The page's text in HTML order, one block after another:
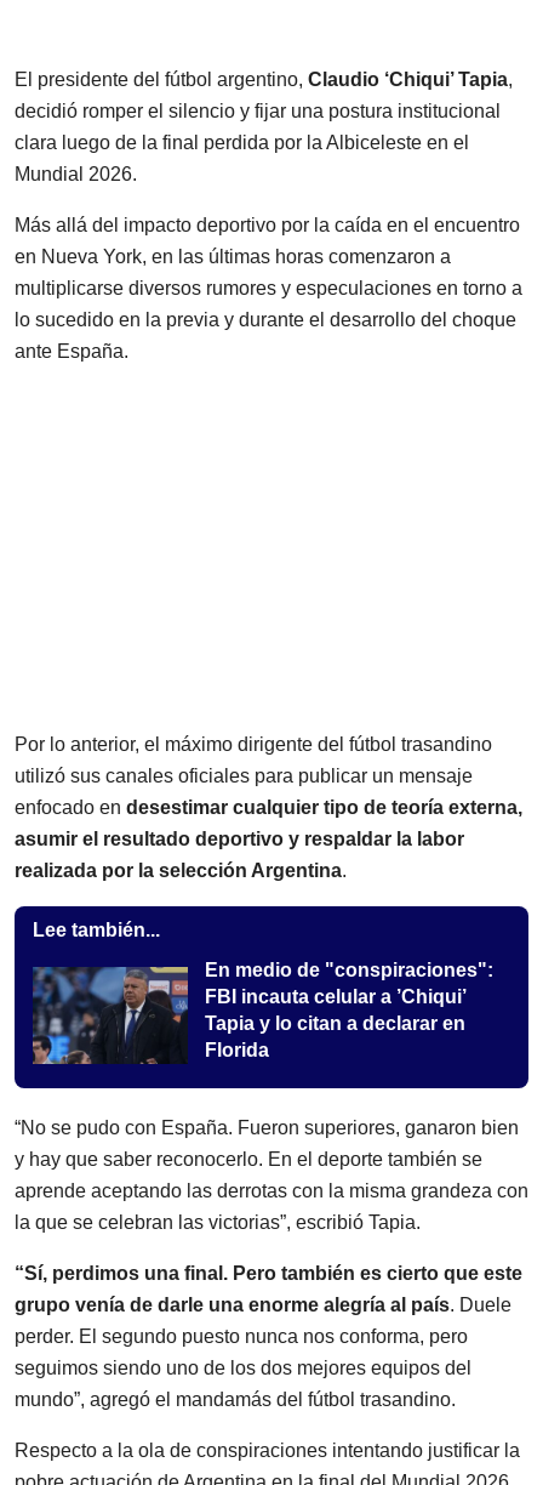
El presidente del fútbol argentino, Claudio ‘Chiqui’ Tapia,
decidió romper el silencio y fijar una postura institucional
clara luego de la final perdida por la Albiceleste en el
Mundial 2026.
Más allá del impacto deportivo por la caída en el encuentro
en Nueva York, en las últimas horas comenzaron a
multiplicarse diversos rumores y especulaciones en torno a
lo sucedido en la previa y durante el desarrollo del choque
ante España.
Por lo anterior, el máximo dirigente del fútbol trasandino
utilizó sus canales oficiales para publicar un mensaje
enfocado en desestimar cualquier tipo de teoría externa,
asumir el resultado deportivo y respaldar la labor
realizada por la selección Argentina.
Lee también...
En medio de "conspiraciones":
FBI incauta celular a ’Chiqui’
Tapia y lo citan a declarar en
Florida
“No se pudo con España. Fueron superiores, ganaron bien
y hay que saber reconocerlo. En el deporte también se
aprende aceptando las derrotas con la misma grandeza con
la que se celebran las victorias”, escribió Tapia.
“Sí, perdimos una final. Pero también es cierto que este
grupo venía de darle una enorme alegría al país. Duele
perder. El segundo puesto nunca nos conforma, pero
seguimos siendo uno de los dos mejores equipos del
mundo”, agregó el mandamás del fútbol trasandino.
Respecto a la ola de conspiraciones intentando justificar la